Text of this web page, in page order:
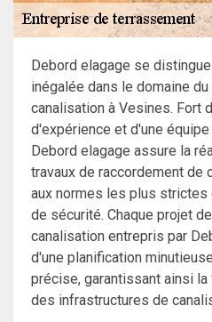
Debord elagage se
inégalée dans le domaine
canalisation à Vesines. Fort
d'expérience et d'une
Debord elagage assure la
travaux de raccordement de
aux normes les plus strictes
de sécurité. Chaque projet
canalisation entrepris par
d'une planification
précise, garantissant ainsi
des infrastructures de